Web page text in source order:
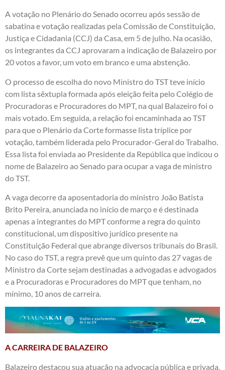
A votação no Plenário do Senado ocorreu após sessão de
sabatina e votação realizadas pela Comissão de Constituição,
Justiça e Cidadania (CCJ) da Casa, em 5 de julho. Na ocasião,
os integrantes da CCJ aprovaram a indicação de Balazeiro por
20 votos a favor, um voto em branco e uma abstenção.
O processo de escolha do novo Ministro do TST teve início
com lista sêxtupla formada após eleição feita pelo Colégio de
Procuradoras e Procuradores do MPT, na qual Balazeiro foi o
mais votado. Em seguida, a relação foi encaminhada ao TST
para que o Plenário da Corte formasse lista tríplice por
votação, também liderada pelo Procurador-Geral do Trabalho.
Essa lista foi enviada ao Presidente da República que indicou o
nome de Balazeiro ao Senado para ocupar a vaga de ministro
do TST.
A vaga decorre da aposentadoria do ministro João Batista
Brito Pereira, anunciada no início de março e é destinada
apenas a integrantes do MPT conforme a regra do quinto
constitucional, um dispositivo jurídico presente na
Constituição Federal que abrange diversos tribunais do Brasil.
No caso do TST, a regra prevê que um quinto das 27 vagas de
Ministro da Corte sejam destinadas a advogadas e advogados
e a Procuradoras e Procuradores do MPT que tenham, no
mínimo, 10 anos de carreira.
A CARREIRA DE BALAZEIRO
Balazeiro destacou sua atuação na advocacia pública e privada,